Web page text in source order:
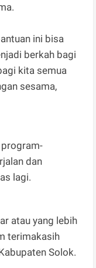
ini bisa
berkah bagi
kita semua
sesama,
program-
dan
lagi.
atau yang lebih
terimakasih
Solok.